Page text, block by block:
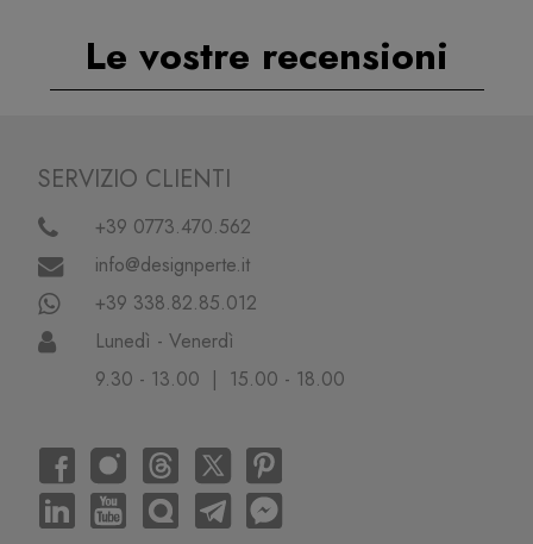
Le vostre recensioni
SERVIZIO CLIENTI
+39 0773.470.562
info@designperte.it
+39 338.82.85.012
Lunedì - Venerdì
9.30 - 13.00 | 15.00 - 18.00